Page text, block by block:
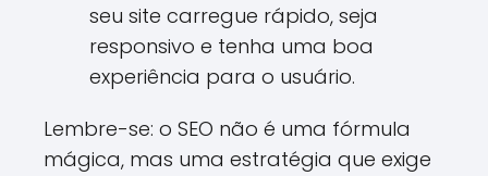
seu site carregue rápido, seja
responsivo e tenha uma boa
experiência para o usuário.
Lembre-se: o SEO não é uma fórmula
mágica, mas uma estratégia que exige